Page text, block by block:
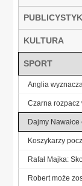
KULTURA
SPORT
Anglia
Czarna rozpacz
Dajmy
Koszykarzy
Rafał Majka:
Robert może